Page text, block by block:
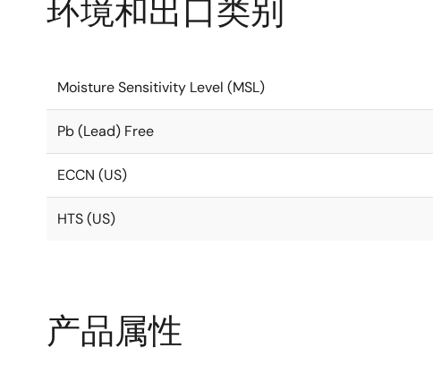
环境和出口类别
Moisture Sensitivity Level (MSL)
Pb (Lead) Free
ECCN (US)
HTS (US)
产品属性